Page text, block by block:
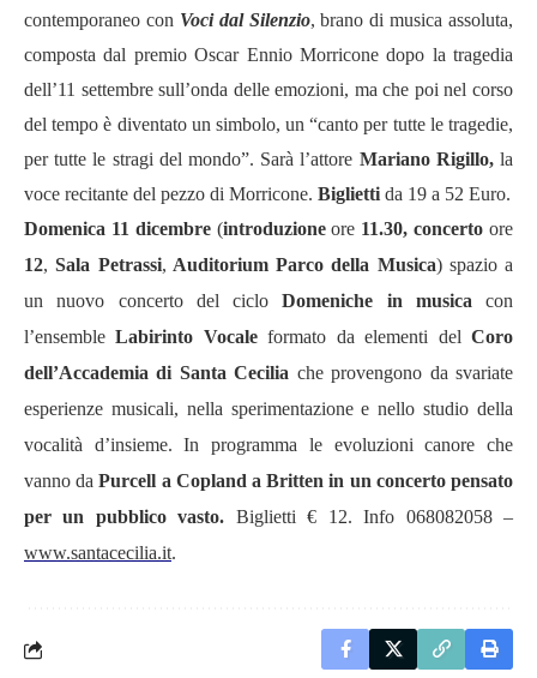
contemporaneo con Voci dal Silenzio, brano di musica assoluta,
composta dal premio Oscar Ennio Morricone dopo la tragedia
dell’11 settembre sull’onda delle emozioni, ma che poi nel corso
del tempo è diventato un simbolo, un “canto per tutte le tragedie,
per tutte le stragi del mondo”. Sarà l’attore Mariano Rigillo,la
voce recitante del pezzo di Morricone. Biglietti da 19 a 52 Euro.
Domenica 11 dicembre(introduzioneore 11.30, concertoore
12, Sala Petrassi, Auditorium Parco della Musica) spazio a
un nuovo concerto del cicloDomeniche in musica con
l’ensembleLabirinto Vocaleformato da elementi delCoro
dell’Accademia di Santa Cecilia che provengono da svariate
esperienze musicali, nella sperimentazione e nello studio della
vocalità d’insieme. In programma le evoluzioni canore che
vanno daPurcell a Copland a Britten in un concerto pensato
per un pubblico vasto. Biglietti € 12. Info 068082058 –
www.santacecilia.it.